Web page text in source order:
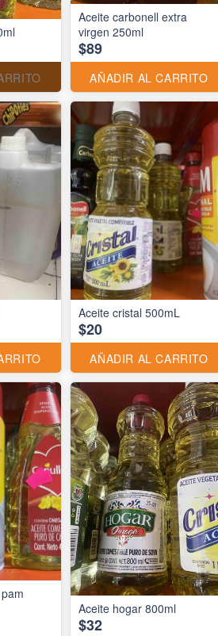
Aceite carbonell extra
virgen 250ml
$89
AÑADIR AL CARRITO
Aceite cristal 500mL
$20
AÑADIR AL CARRITO
Aceite hogar 800ml
$32